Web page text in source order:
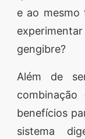
e ao mesmo
gengibre?
Além de
benefícios
sistema